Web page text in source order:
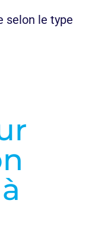
selon le type